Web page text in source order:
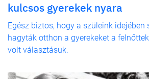
kulcsos gyerekek nyara
Egész biztos, hogy a szüleink idejében
hagyták otthon a gyerekeket a
volt választásuk.